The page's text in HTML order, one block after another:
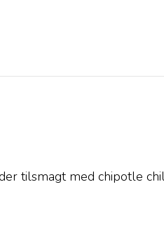
tilsmagt med chipotle